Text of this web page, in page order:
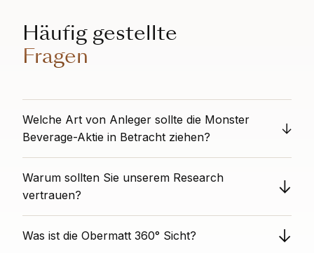
Häufig gestellte
Fragen
Welche Art von Anleger sollte die Monster
Beverage-Aktie in Betracht ziehen?
sicherer Finanzierung und positiver Stimmung. Sie ist
typischerweise teuer (tiefer Value Rang), da Investoren
sind, für eine Aktie mit starker Zukunftsdynamik einen
Warum sollten Sie unserem Research
vertrauen?
als völlig unabhängige Drittpartei. Wir haben keine
Was ist die Obermatt 360° Sicht?